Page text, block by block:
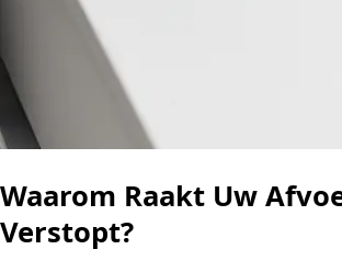
Waarom Raakt Uw
Verstopt?